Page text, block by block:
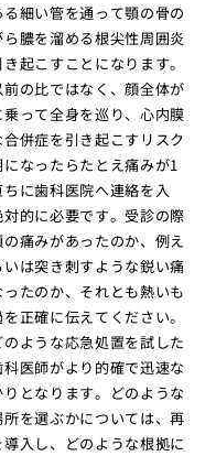
細い管を通って顎の骨の
膿を溜める根尖性周囲炎
起こすことになります。
の比ではなく、顔全体が
って全身を巡り、心内膜
併症を引き起こすリスク
なったらたとえ痛みが1
に歯科医院へ連絡を入
的に必要です。受診の際
痛みがあったのか、例え
は突き刺すような鋭い痛
たのか、それとも熱いも
正確に伝えてください。
ような応急処置を試した
医師がより的確で迅速な
となります。どのような
を選ぶかについては、再
入し、どのような根拠に